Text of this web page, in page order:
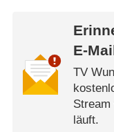
E-
TV
läuft.